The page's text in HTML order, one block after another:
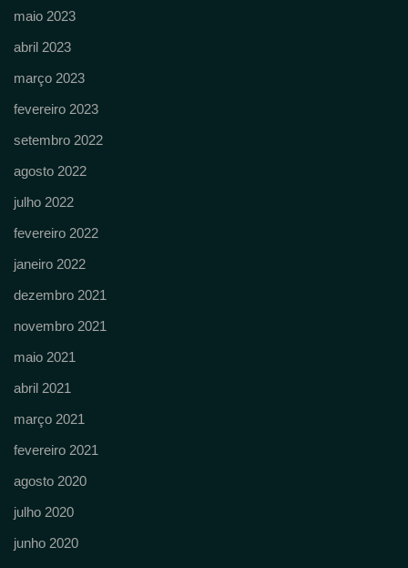
maio 2023
abril 2023
março 2023
fevereiro 2023
setembro 2022
agosto 2022
julho 2022
fevereiro 2022
janeiro 2022
dezembro 2021
novembro 2021
maio 2021
abril 2021
março 2021
fevereiro 2021
agosto 2020
julho 2020
junho 2020